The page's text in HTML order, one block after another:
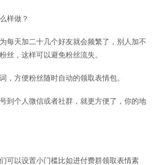
样做？
每天加二十几个好友就会频繁了，别人加不
丝，这样可以避免粉丝流失。
，方便粉丝随时自动的领取表情包。
到个人微信或者社群，就更方便了，你的地
可以设置小门槛比如进付费群领取表情素